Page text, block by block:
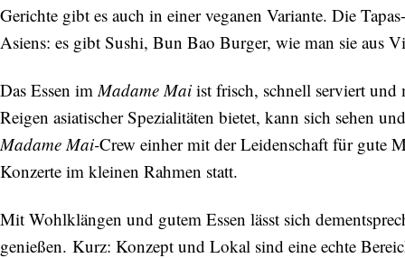
Gerichte gibt es auch in einer veganen Variante. Die
Asiens: es gibt Sushi, Bun Bao Burger, wie man sie aus
Das Essen im Madame Mai ist frisch, schnell serviert und
Reigen asiatischer Spezialitäten bietet, kann sich sehen
Madame Mai-Crew einher mit der Leidenschaft für gute
Konzerte im kleinen Rahmen statt.
Mit Wohlklängen und gutem Essen lässt sich
genießen. Kurz: Konzept und Lokal sind eine echte